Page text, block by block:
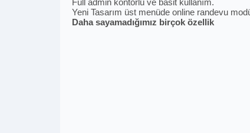
Full admin kontörlü ve basit kullanım.
Yeni Tasarım üst menüde online randevu
Daha sayamadığımız birçok özellik